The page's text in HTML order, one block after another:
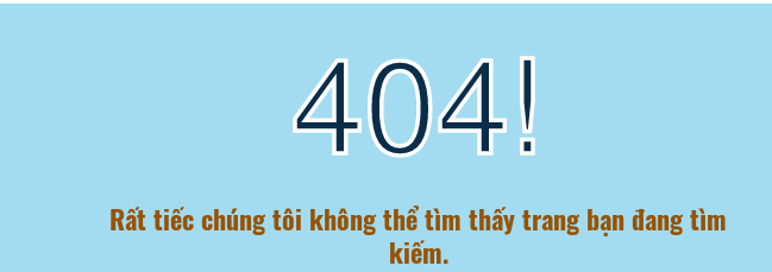
404!
Rất tiếc chúng tôi không thể tìm thấy trang bạn đang tìm
kiếm.